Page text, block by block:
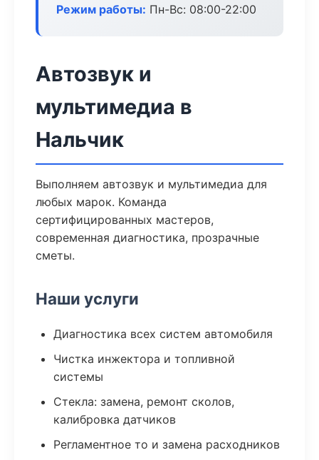
Режим работы: Пн-Вс: 08:00-22:00
Автозвук и
мультимедиа в
Нальчик
Выполняем автозвук и мультимедиа для
любых марок. Команда
сертифицированных мастеров,
современная диагностика, прозрачные
сметы.
Наши услуги
Диагностика всех систем автомобиля
Чистка инжектора и топливной
системы
Стекла: замена, ремонт сколов,
калибровка датчиков
Регламентное то и замена расходников